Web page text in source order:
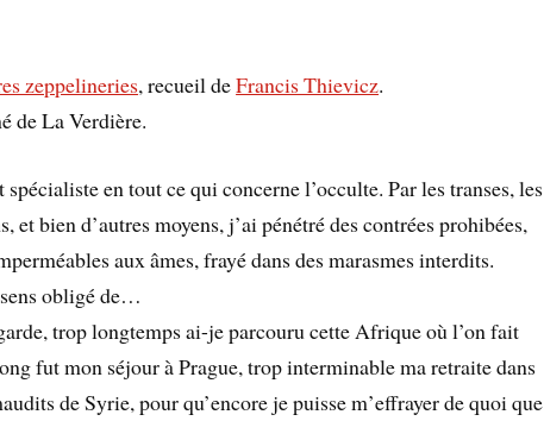
zeppelineries, recueil deFrancis Thievicz.
de La Verdière.
en tout ce qui concerne l’occulte. Par les transes, les
et bien d’autres moyens, j’ai pénétré des contrées prohibées,
aux âmes, frayé dans des marasmes interdits.
obligé de…
trop longtemps ai-je parcouru cette Afrique où l’on fait
fut mon séjour à Prague, trop interminable ma retraite dans
de Syrie, pour qu’encore je puisse m’effrayer de quoi que